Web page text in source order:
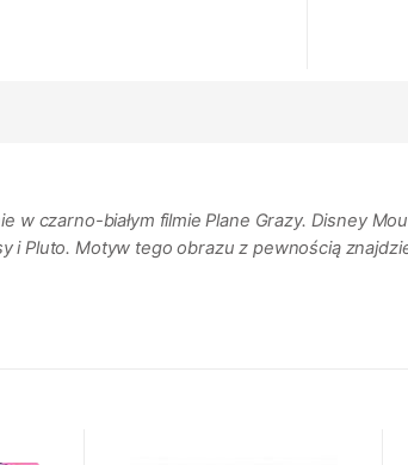
czarno-białym filmie Plane Grazy. Disney
i Pluto. Motyw tego obrazu z pewnością